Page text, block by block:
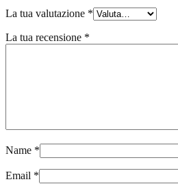
La tua valutazione *
La tua recensione *
Name *
Email *